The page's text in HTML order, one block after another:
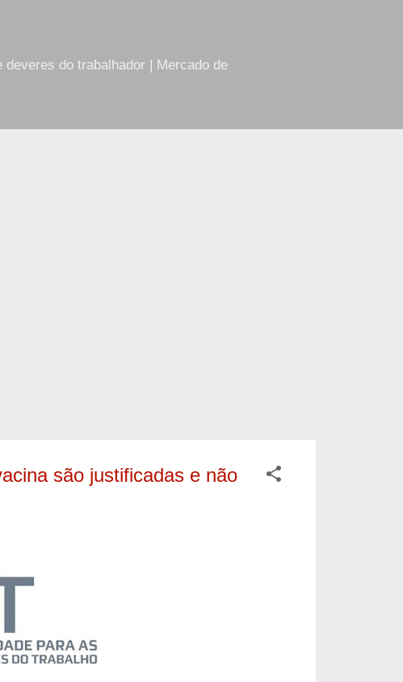
do trabalhador | Mercado de
são justificadas e não